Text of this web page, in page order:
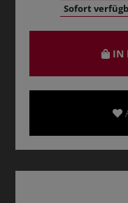
Sofort
IN